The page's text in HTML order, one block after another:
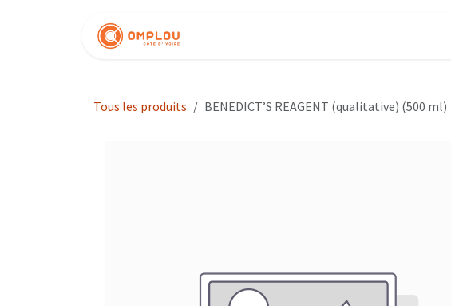
Tous les produits BENEDICT’S REAGENT (qualitative) (500 ml)